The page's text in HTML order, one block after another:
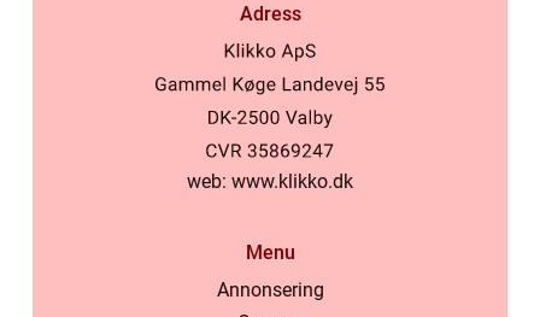
Adress
web: www.klikko.dk
Menu
Annonsering